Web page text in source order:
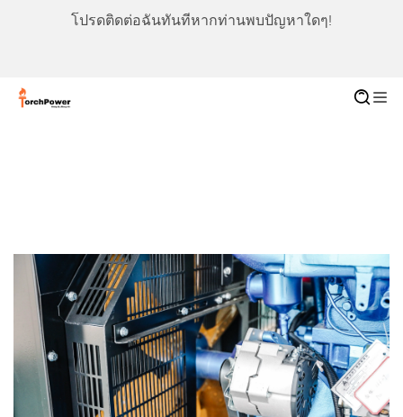
โปรดติดต่อฉันทันทีหากท่านพบปัญหาใดๆ!